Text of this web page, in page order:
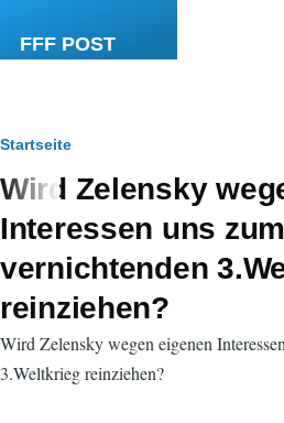
FFF POST
Pfadnavigation
Startseite
Wird Zelensky
Interessen uns zum
vernichtenden
reinziehen?
Wird Zelensky wegen eigenen
3.Weltkrieg reinziehen?